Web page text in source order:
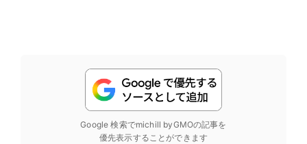
Google 検索でmichill byGMOの記事を
優先表示することができます